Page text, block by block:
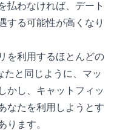
払わなければ、デート
する可能性が高くなり
を利用するほとんどの
と同じように、マッ
かし、キャットフィッ
なたを利用しようとす
ます。